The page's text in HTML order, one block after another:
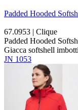
Padded Hooded
67.0953 | Clique
Padded Hooded
Giacca softshell
JN 1053